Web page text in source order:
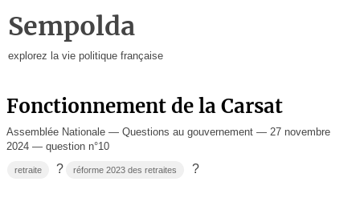
Sempolda
explorez la vie politique française
Fonctionnement de la Carsat
Assemblée Nationale — Questions au gouvernement — 27 novembre
2024 — question n°10
retraite ? réforme 2023 des retraites ?